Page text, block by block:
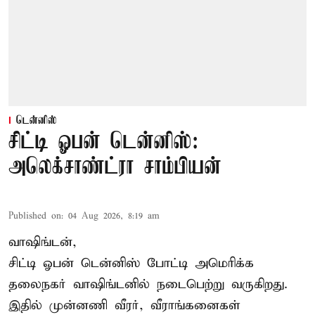
டென்னிஸ்
சிட்டி ஓபன் டென்னிஸ்:
அலெக்சாண்ட்ரா சாம்பியன்
Published on: 04 Aug 2026, 8:19 am
வாஷிங்டன்,
சிட்டி ஓபன் டென்னிஸ் போட்டி அமெரிக்க
தலைநகர் வாஷிங்டனில் நடைபெற்று வருகிறது.
இதில் முன்னணி வீரர், வீராங்கனைகள்